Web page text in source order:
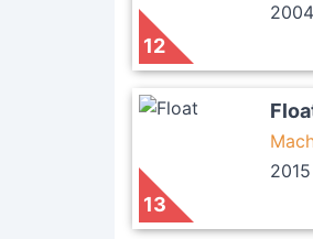
12
2004
13
2015